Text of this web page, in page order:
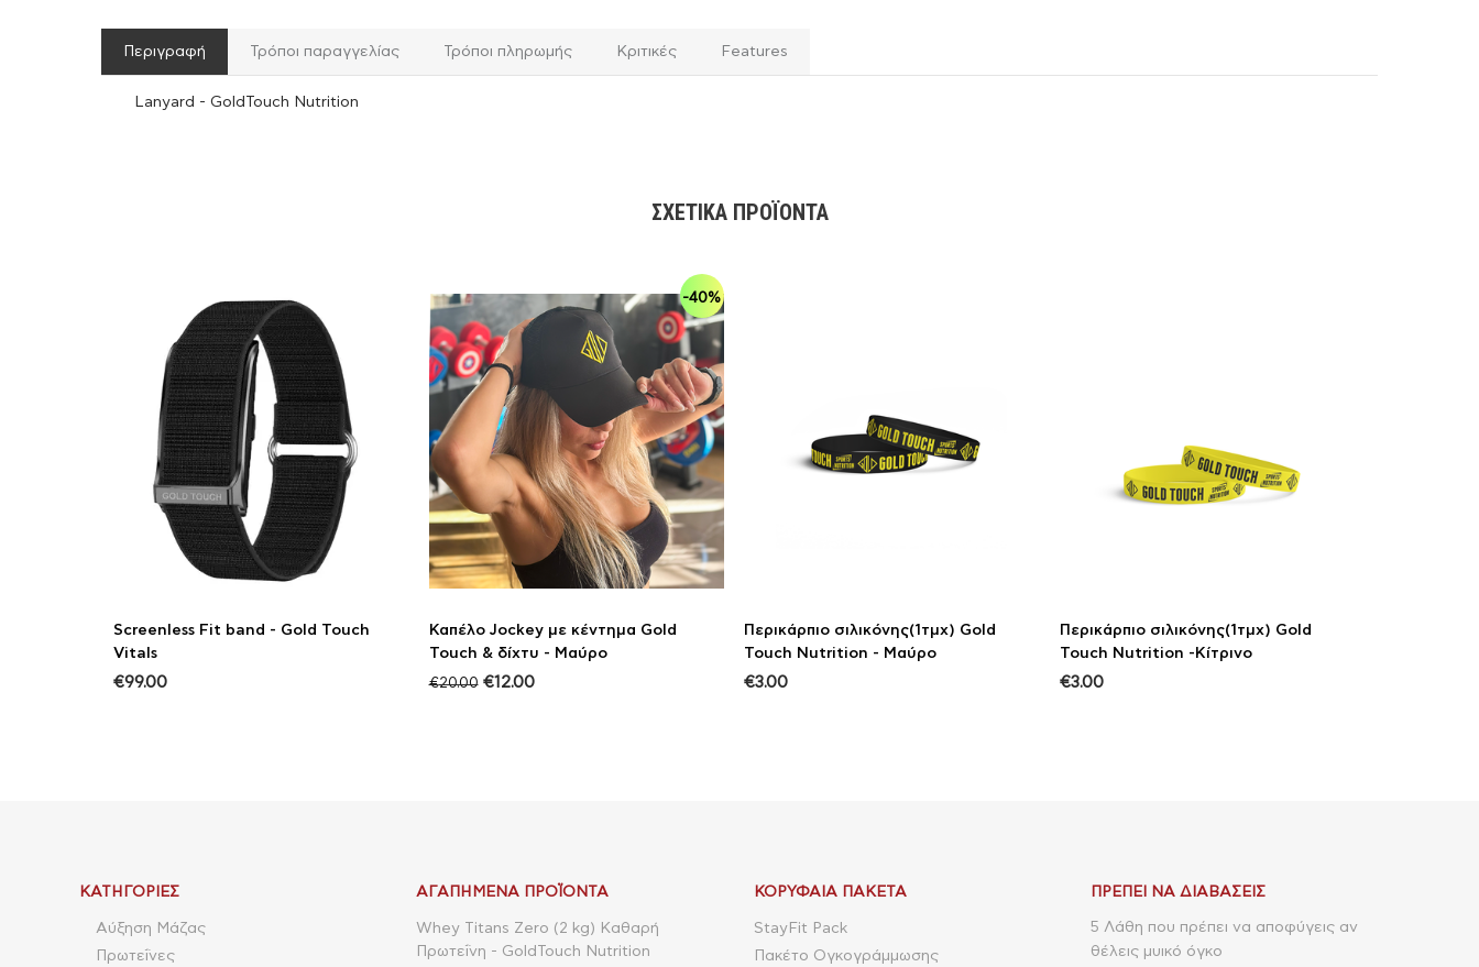
Περιγραφή Τρόποι παραγγελίας Τρόποι πληρωμής Κριτικές Features
Lanyard - GoldTouch Nutrition
ΣΧΕΤΙΚΆ ΠΡΟΪΌΝΤΑ
Screenless Fit band - Gold Touch
Vitals
€99.00
-40%
Καπέλο Jockey με κέντημα Gold
Touch & δίχτυ - Μαύρο
€20.00 €12.00
Περικάρπιο σιλικόνης(1τμχ) Gold
Touch Nutrition - Μαύρο
€3.00
Περικάρπιο σιλικόνης(1τμχ) Gold
Touch Nutrition -Κίτρινο
€3.00
ΚΑΤΗΓΟΡΊΕΣ
Αύξηση Μάζας
Πρωτεΐνες
ΑΓΑΠΗΜΈΝΑ ΠΡΟΪΌΝΤΑ
Whey Titans Zero (2 kg) Καθαρή
Πρωτεΐνη - GoldTouch Nutrition
ΚΟΡΥΦΑΊΑ ΠΑΚΈΤΑ
StayFit Pack
Πακέτο Ογκογράμμωσης
ΠΡΈΠΕΙ ΝΑ ΔΙΑΒΆΣΕΙΣ
5 Λάθη που πρέπει να αποφύγεις αν
θέλεις μυικό όγκο